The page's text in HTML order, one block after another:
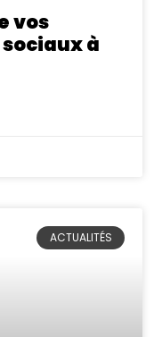
vos
à
ACTUALITÉS